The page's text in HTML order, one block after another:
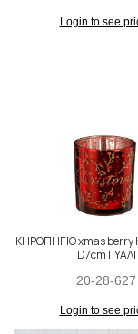
Login to see
ΚΗΡΟΠΗΓΙΟ xmas berry
D7cm ΓΥΑΛΙ
20-28-627
Login to see